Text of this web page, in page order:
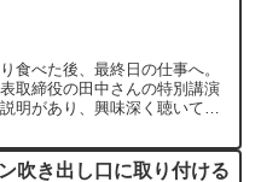
食べた後、最終日の仕事へ。
取締役の田中さんの特別講演
明があり、興味深く聴いてお
吹き出し口に取り付ける